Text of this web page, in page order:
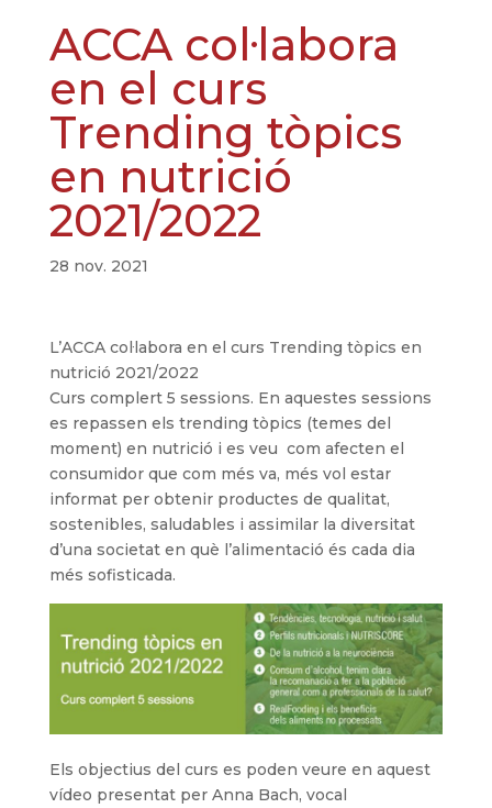
ACCA col·labora
en el curs
Trending tòpics
en nutrició
2021/2022
28 nov. 2021
L’ACCA col·labora en el curs Trending tòpics en
nutrició 2021/2022
Curs complert 5 sessions. En aquestes sessions
es repassen els trending tòpics (temes del
moment) en nutrició i es veu com afecten el
consumidor que com més va, més vol estar
informat per obtenir productes de qualitat,
sostenibles, saludables i assimilar la diversitat
d’una societat en què l’alimentació és cada dia
més sofisticada.
Els objectius del curs es poden veure en aquest
vídeo presentat per Anna Bach, vocal